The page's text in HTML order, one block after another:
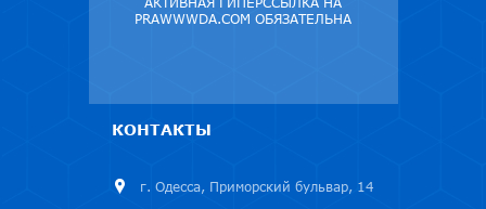
PRAWWWDA.COM ОБЯЗАТЕЛЬНА
КОНТАКТЫ
г. Одесса, Приморский бульвар, 14